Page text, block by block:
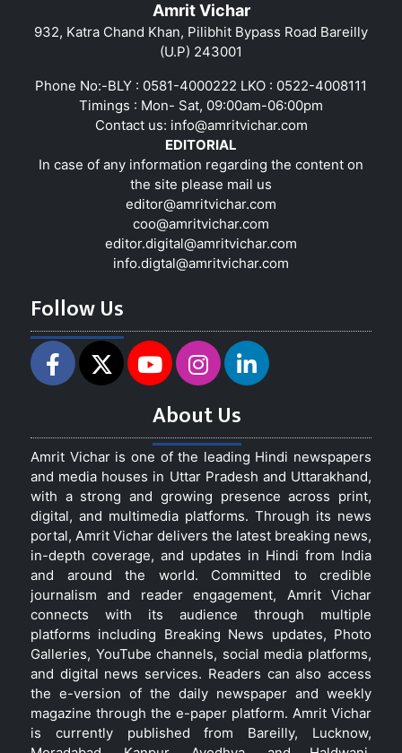
Amrit Vichar
932, Katra Chand Khan, Pilibhit Bypass Road Bareilly
(U.P) 243001
Phone No:-BLY : 0581-4000222 LKO : 0522-4008111
Timings : Mon- Sat, 09:00am-06:00pm
Contact us: info@amritvichar.com
EDITORIAL
In case of any information regarding the content on
the site please mail us
editor@amritvichar.com
coo@amritvichar.com
editor.digital@amritvichar.com
info.digtal@amritvichar.com
Follow Us
About Us
Amrit Vichar is one of the leading Hindi newspapers
and media houses in Uttar Pradesh and Uttarakhand,
with a strong and growing presence across print,
digital, and multimedia platforms. Through its news
portal, Amrit Vichar delivers the latest breaking news,
in-depth coverage, and updates in Hindi from India
and around the world. Committed to credible
journalism and reader engagement, Amrit Vichar
connects with its audience through multiple
platforms including Breaking News updates, Photo
Galleries, YouTube channels, social media platforms,
and digital news services. Readers can also access
the e-version of the daily newspaper and weekly
magazine through the e-paper platform. Amrit Vichar
is currently published from Bareilly, Lucknow,